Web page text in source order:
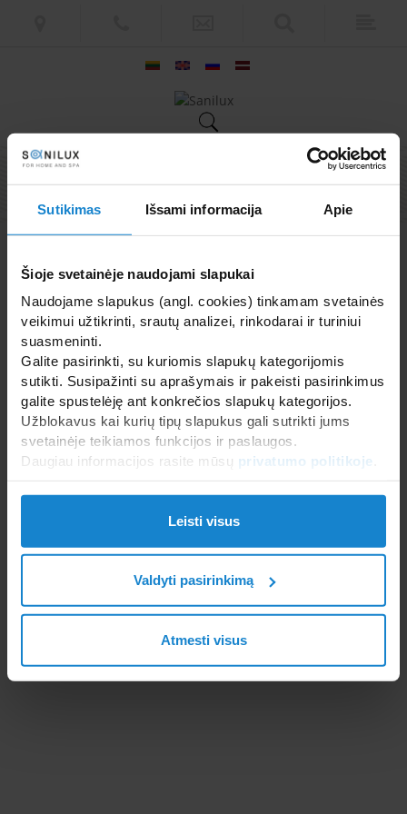
Sutikimas Išsami informacija Apie
Šioje svetainėje naudojami slapukai
Naudojame slapukus (angl. cookies) tinkamam svetainės
veikimui užtikrinti, srautų analizei, rinkodarai ir turiniui
suasmeninti.
Galite pasirinkti, su kuriomis slapukų kategorijomis
sutikti. Susipažinti su aprašymais ir pakeisti pasirinkimus
galite spustelėję ant konkrečios slapukų kategorijos.
Užblokavus kai kurių tipų slapukus gali sutrikti jums
svetainėje teikiamos funkcijos ir paslaugos.
Daugiau informacijos rasite mūsų privatumo politikoje
Leisti visus
Valdyti pasirinkimą
Atmesti visus
Web solution |